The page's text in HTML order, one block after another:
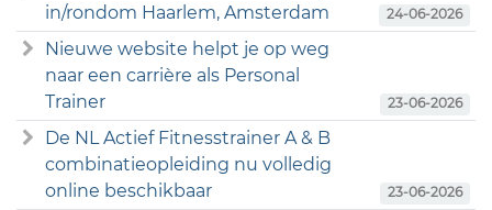
in/rondom Haarlem, Amsterdam
24-06-2026
Nieuwe website helpt je op weg
naar een carrière als Personal
Trainer
23-06-2026
De NL Actief Fitnesstrainer A & B
combinatieopleiding nu volledig
online beschikbaar
23-06-2026